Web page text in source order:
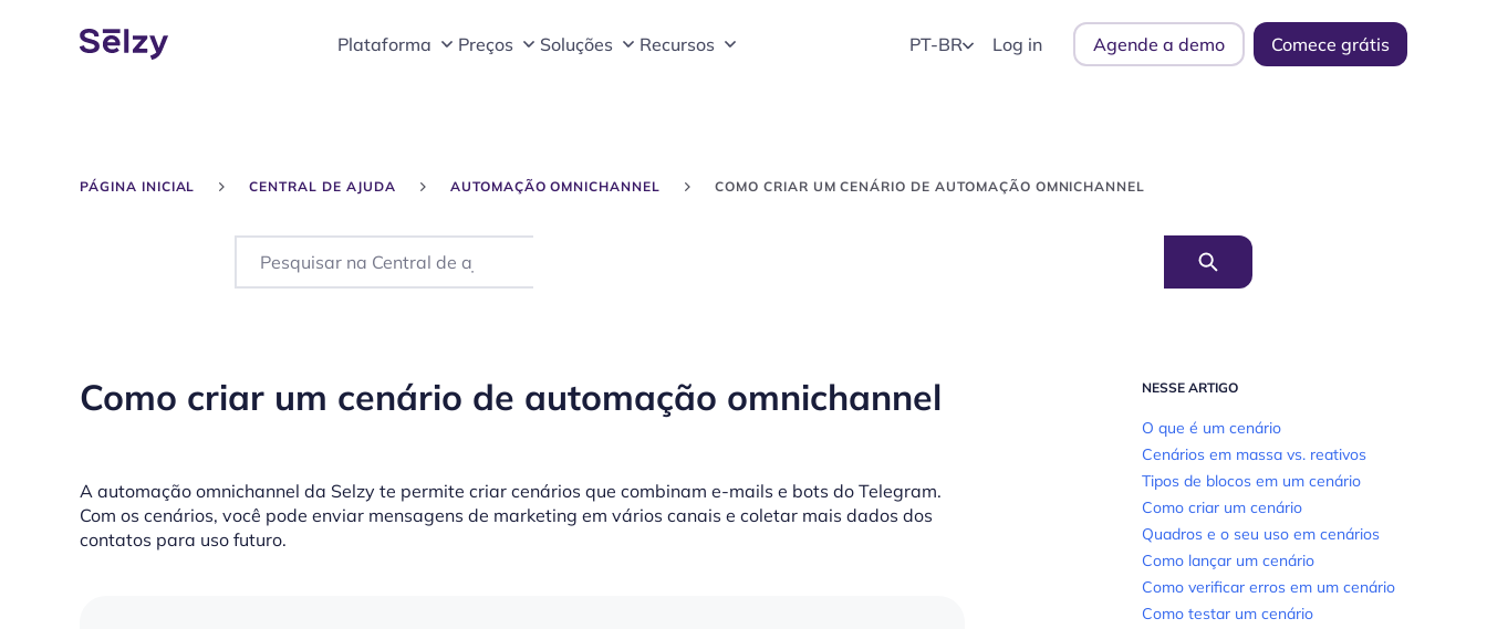
Plataforma Preços Soluções Recursos PT-BR Log in Agende a demo Comece grátis
PÁGINA INICIAL CENTRAL DE AJUDA AUTOMAÇÃO OMNICHANNEL COMO CRIAR UM CENÁRIO DE AUTOMAÇÃO OMNICHANNEL
Como criar um cenário de automação omnichannel
A automação omnichannel da Selzy te permite criar cenários que combinam e-mails e bots do Telegram.
Com os cenários, você pode enviar mensagens de marketing em vários canais e coletar mais dados dos
contatos para uso futuro.
NESSE ARTIGO
O que é um cenário
Cenários em massa vs. reativos
Tipos de blocos em um cenário
Como criar um cenário
Quadros e o seu uso em cenários
Como lançar um cenário
Como verificar erros em um cenário
Como testar um cenário